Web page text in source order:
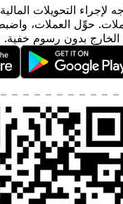
حوِّل العملات،